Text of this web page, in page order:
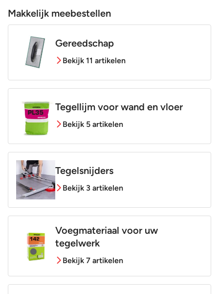
Makkelijk meebestellen
Gereedschap
Bekijk 11 artikelen
Tegellijm voor wand en vloer
Bekijk 5 artikelen
Tegelsnijders
Bekijk 3 artikelen
Voegmateriaal voor uw
tegelwerk
Bekijk 7 artikelen